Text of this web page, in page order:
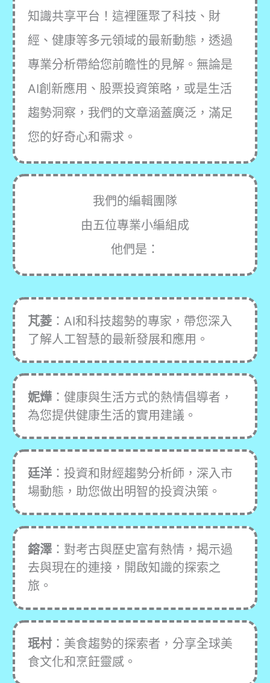
知識共享平台！這裡匯聚了科技、財
經、健康等多元領域的最新動態，透過
專業分析帶給您前瞻性的見解。無論是
AI創新應用、股票投資策略，或是生活
趨勢洞察，我們的文章涵蓋廣泛，滿足
您的好奇心和需求。
我們的編輯團隊
由五位專業小編組成
他們是：
芃菱：AI和科技趨勢的專家，帶您深入
了解人工智慧的最新發展和應用。
妮燁：健康與生活方式的熱情倡導者，
為您提供健康生活的實用建議。
廷洋：投資和財經趨勢分析師，深入市
場動態，助您做出明智的投資決策。
鎔澤：對考古與歷史富有熱情，揭示過
去與現在的連接，開啟知識的探索之
旅。
珉村：美食趨勢的探索者，分享全球美
食文化和烹飪靈感。